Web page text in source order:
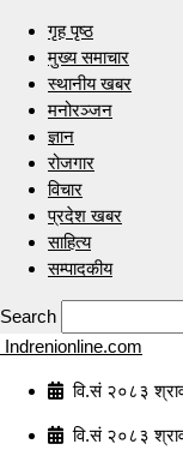
गृह पृष्ठ
मुख्य समाचार
स्थानीय खबर
मनोरञ्जन
ज्ञान
रोजगार
विचार
प्रदेश खबर
साहित्य
सम्पादकीय
Search
Indrenionline.com
वि.सं २०८३
वि.सं २०८३